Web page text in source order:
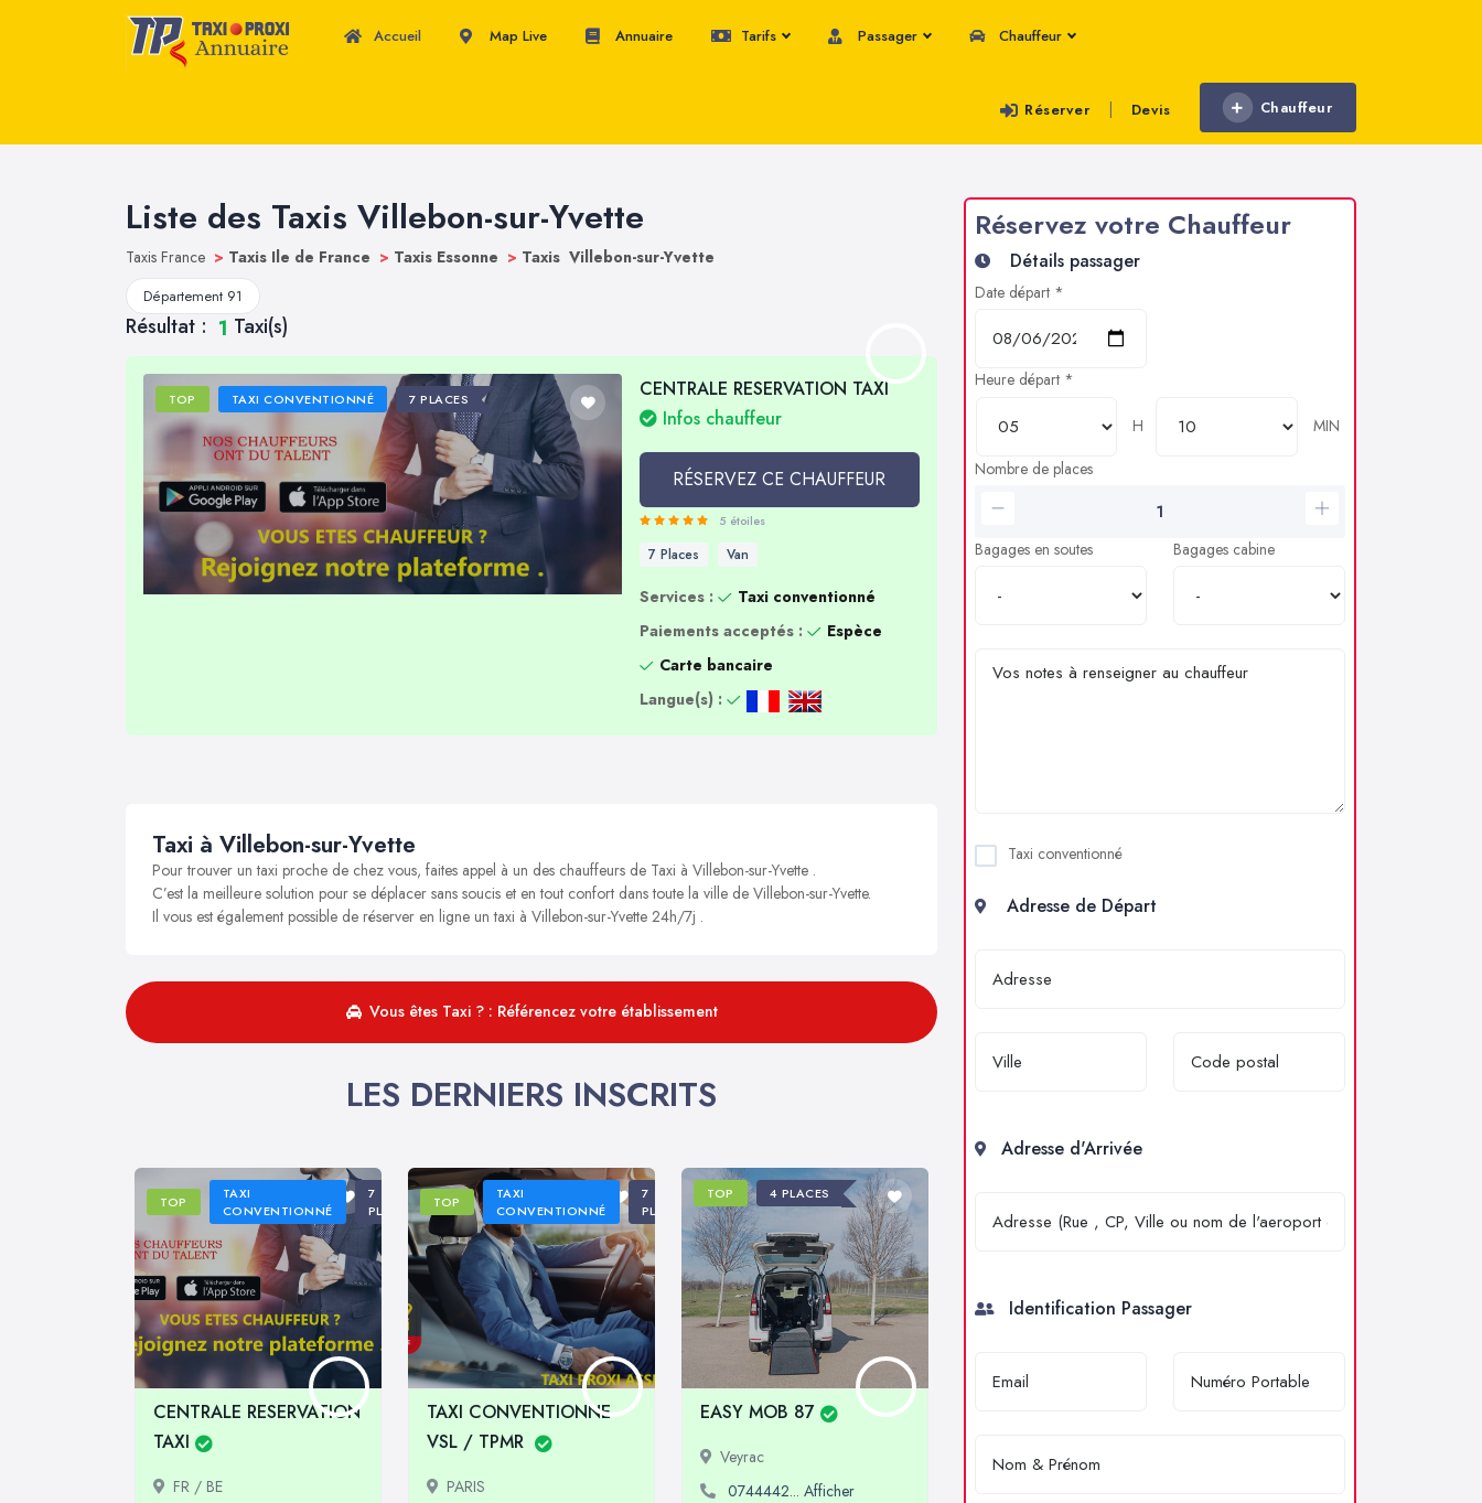
Accueil Map Live Annuaire Tarifs Passager Chauffeur
Réserver | Devis Chauffeur
Liste des Taxis Villebon-sur-Yvette
Taxis France > Taxis Ile de France > Taxis Essonne > Taxis Villebon-sur-Yvette
Département 91
Résultat : 1 Taxi(s)
TOP TAXI CONVENTIONNÉ 7 PLACES
CENTRALE RESERVATION TAXI
Infos chauffeur
RÉSERVEZ CE CHAUFFEUR
5 étoiles
7 Places Van
Services :
Taxi conventionné
Paiements acceptés :
Espèce
Carte bancaire
Langue(s) :
Taxi à Villebon-sur-Yvette
Pour trouver un taxi proche de chez vous, faites appel à un des chauffeurs de Taxi à Villebon-sur-Yvette .
C’est la meilleure solution pour se déplacer sans soucis et en tout confort dans toute la ville de Villebon-sur-Yvette.
Il vous est également possible de réserver en ligne un taxi à Villebon-sur-Yvette 24h/7j .
Vous êtes Taxi ? : Référencez votre établissement
LES DERNIERS INSCRITS
TOP
TAXI
CONVENTIONNÉ
7
PLACES
CENTRALE RESERVATION
TAXI
FR / BE
TOP
TAXI
CONVENTIONNÉ
7
PLACES
TAXI CONVENTIONNE
VSL / TPMR
PARIS
TOP 4 PLACES
EASY MOB 87
Veyrac
0744442... Afficher
Réservez votre Chauffeur
Détails passager
Date départ *
Heure départ *
H
MIN
Nombre de places
Bagages en soutes Bagages cabine
Taxi conventionné
Adresse de Départ
Adresse d'Arrivée
Identification Passager